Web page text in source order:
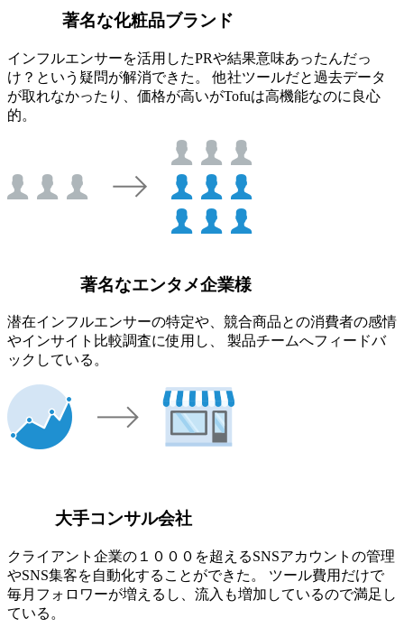
著名な化粧品ブランド
インフルエンサーを活用したPRや結果意味あったんだっ
け？という疑問が解消できた。 他社ツールだと過去データ
が取れなかったり、価格が高いがTofuは高機能なのに良心
的。
著名なエンタメ企業様
潜在インフルエンサーの特定や、競合商品との消費者の感情
やインサイト比較調査に使用し、 製品チームへフィードバ
ックしている。
大手コンサル会社
クライアント企業の１０００を超えるSNSアカウントの管理
やSNS集客を自動化することができた。 ツール費用だけで
毎月フォロワーが増えるし、流入も増加しているので満足し
ている。